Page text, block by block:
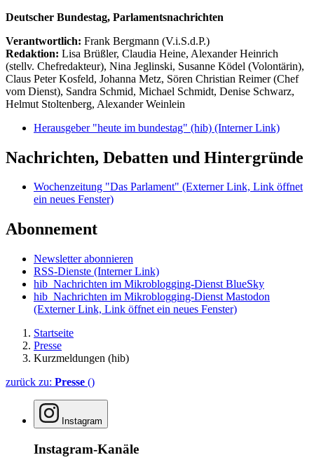
Deutscher Bundestag, Parlamentsnachrichten
Verantwortlich: Frank Bergmann (V.i.S.d.P.)
Redaktion: Lisa Brüßler, Claudia Heine, Alexander Heinrich
(stellv. Chefredakteur), Nina Jeglinski, Susanne Ködel (Volontärin),
Claus Peter Kosfeld, Johanna Metz, Sören Christian Reimer (Chef
vom Dienst), Sandra Schmid, Michael Schmidt, Denise Schwarz,
Helmut Stoltenberg, Alexander Weinlein
Herausgeber "heute im bundestag" (hib) (Interner Link)
Nachrichten, Debatten und Hintergründe
Wochenzeitung "Das Parlament" (Externer Link, Link öffnet
ein neues Fenster)
Abonnement
Newsletter abonnieren
RSS-Dienste (Interner Link)
hib_Nachrichten im Mikroblogging-Dienst BlueSky
hib_Nachrichten im Mikroblogging-Dienst Mastodon
(Externer Link, Link öffnet ein neues Fenster)
Startseite
Presse
Kurzmeldungen (hib)
zurück zu: Presse ()
Instagram
Instagram-Kanäle